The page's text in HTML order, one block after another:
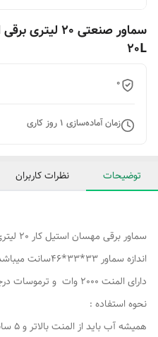
سماور صنعتی
20L
0
زمان آماده‌سازی 1روز کاری
توضیحات نظرات کاربران
سماور برقی مهسان استیل کار 20 لیتری با گنجایش 17لیتر
اندازه سماور 33*33*46سانت میباشد
دارای المنت 2000 وات و ترموسات درجه 1
نحوه استفاده :
همیشه آب باید از المنت بالاتر و 5 سانت از سر سماور کمتر اب باشد